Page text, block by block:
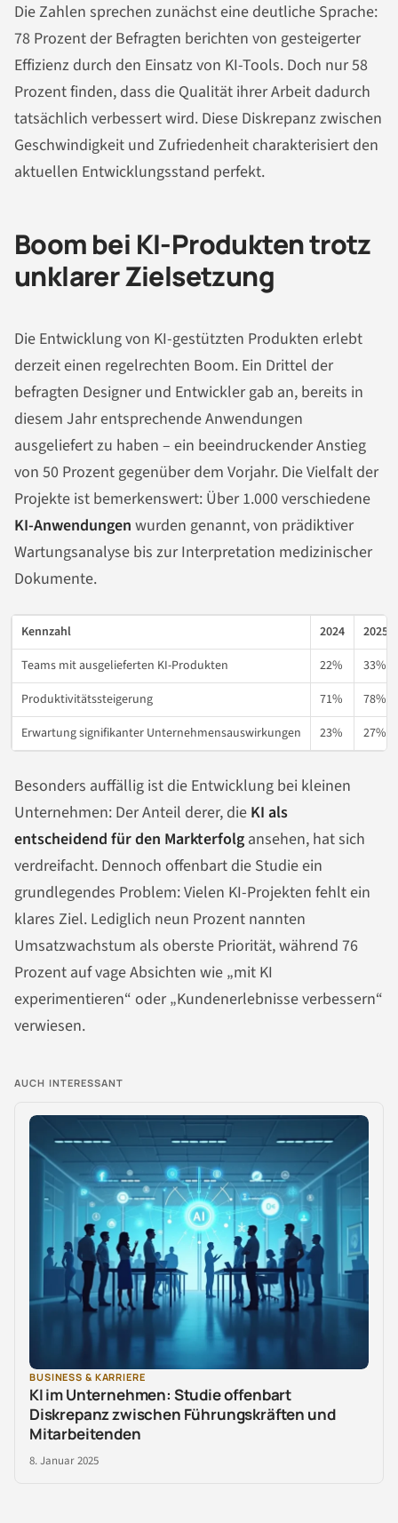
Die Zahlen sprechen zunächst eine deutliche Sprache:
78 Prozent der Befragten berichten von gesteigerter
Effizienz durch den Einsatz von KI-Tools. Doch nur 58
Prozent finden, dass die Qualität ihrer Arbeit dadurch
tatsächlich verbessert wird. Diese Diskrepanz zwischen
Geschwindigkeit und Zufriedenheit charakterisiert den
aktuellen Entwicklungsstand perfekt.
Boom bei KI-Produkten trotz
unklarer Zielsetzung
Die Entwicklung von KI-gestützten Produkten erlebt
derzeit einen regelrechten Boom. Ein Drittel der
befragten Designer und Entwickler gab an, bereits in
diesem Jahr entsprechende Anwendungen
ausgeliefert zu haben – ein beeindruckender Anstieg
von 50 Prozent gegenüber dem Vorjahr. Die Vielfalt der
Projekte ist bemerkenswert: Über 1.000 verschiedene
KI-Anwendungen wurden genannt, von prädiktiver
Wartungsanalyse bis zur Interpretation medizinischer
Dokumente.
Kennzahl 2024
2025
Teams mit ausgelieferten KI-Produkten
22%
33%
Produktivitätssteigerung
71%
78%
Erwartung signifikanter Unternehmensauswirkungen
23% 27%
Besonders auffällig ist die Entwicklung bei kleinen
Unternehmen: Der Anteil derer, die KI als
entscheidend für den Markterfolg ansehen, hat sich
verdreifacht. Dennoch offenbart die Studie ein
grundlegendes Problem: Vielen KI-Projekten fehlt ein
klares Ziel. Lediglich neun Prozent nannten
Umsatzwachstum als oberste Priorität, während 76
Prozent auf vage Absichten wie „mit KI
experimentieren“ oder „Kundenerlebnisse verbessern“
verwiesen.
AUCH INTERESSANT
BUSINESS & KARRIERE
KI im Unternehmen: Studie offenbart
Diskrepanz zwischen Führungskräften und
Mitarbeitenden
8. Januar 2025